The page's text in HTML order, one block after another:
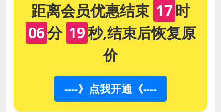
距离会员优惠结束 17时
06分 18秒,结束后恢复原
价
----》点我开通《----